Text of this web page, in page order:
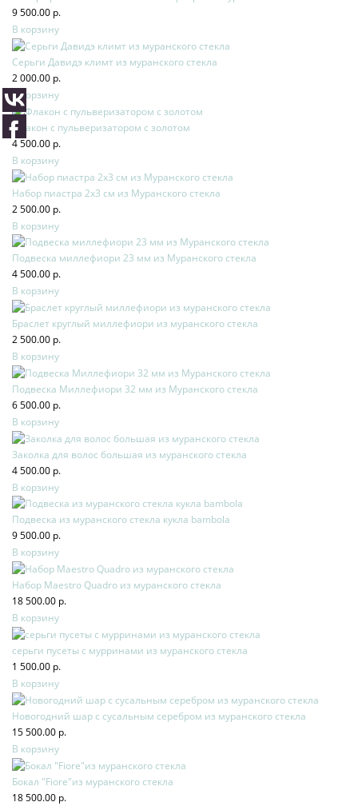
9 500.00 р.
В корзину
Серьги Давидэ климт из муранского стекла
2 000.00 р.
В корзину
Флакон с пульверизатором с золотом
4 500.00 р.
В корзину
Набор пиастра 2х3 см из Муранского стекла
2 500.00 р.
В корзину
Подвеска миллефиори 23 мм из Муранского стекла
4 500.00 р.
В корзину
Браслет круглый миллефиори из муранского стекла
2 500.00 р.
В корзину
Подвеска Миллефиори 32 мм из Муранского стекла
6 500.00 р.
В корзину
Заколка для волос большая из муранского стекла
4 500.00 р.
В корзину
Подвеска из муранского стекла кукла bambola
9 500.00 р.
В корзину
Набор Maestro Quadro из муранского стекла
18 500.00 р.
В корзину
серьги пусеты с мурринами из муранского стекла
1 500.00 р.
В корзину
Новогодний шар с сусальным серебром из муранского стекла
15 500.00 р.
В корзину
Бокал "Fiore"из муранского стекла
18 500.00 р.